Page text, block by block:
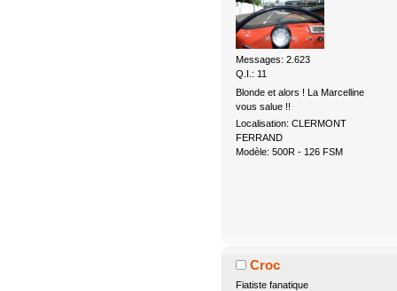
Messages: 2.623
Q.I.: 11
Blonde et alors ! La Marcelline
vous salue !!
Localisation: CLERMONT
FERRAND
Modèle: 500R - 126 FSM
Croc
Fiatiste fanatique